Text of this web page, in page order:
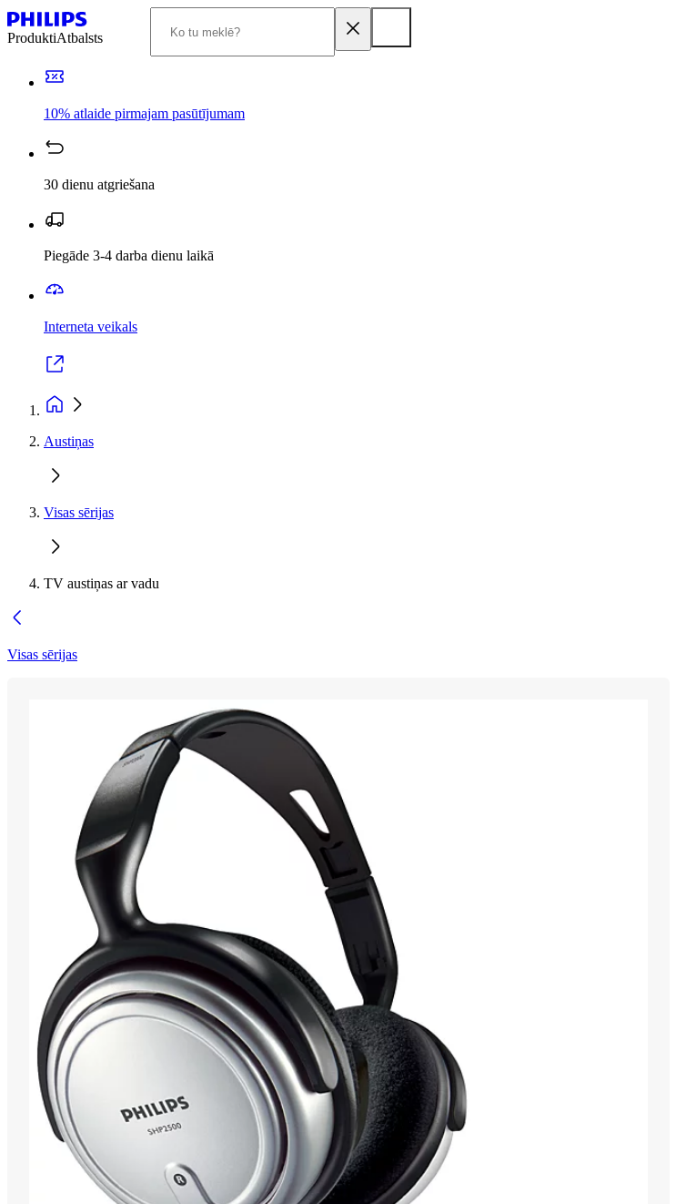
ProduktiAtbalsts
10% atlaide pirmajam pasūtījumam
30 dienu atgriešana
Piegāde 3-4 darba dienu laikā
Interneta veikals
Austiņas
Visas sērijas
TV austiņas ar vadu
Visas sērijas